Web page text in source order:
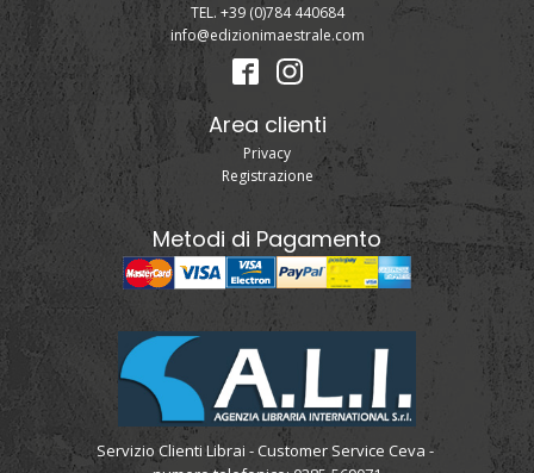
TEL. +39 (0)784 440684
info@edizionimaestrale.com
Area clienti
Privacy
Registrazione
Metodi di Pagamento
Servizio Clienti Librai - Customer Service Ceva -